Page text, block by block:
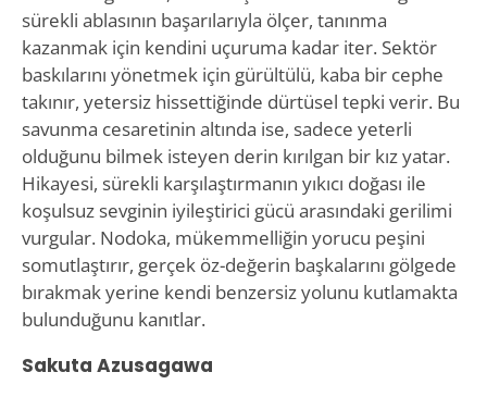
sürekli ablasının başarılarıyla ölçer, tanınma
kazanmak için kendini uçuruma kadar iter. Sektör
baskılarını yönetmek için gürültülü, kaba bir cephe
takınır, yetersiz hissettiğinde dürtüsel tepki verir. Bu
savunma cesaretinin altında ise, sadece yeterli
olduğunu bilmek isteyen derin kırılgan bir kız yatar.
Hikayesi, sürekli karşılaştırmanın yıkıcı doğası ile
koşulsuz sevginin iyileştirici gücü arasındaki gerilimi
vurgular. Nodoka, mükemmelliğin yorucu peşini
somutlaştırır, gerçek öz-değerin başkalarını gölgede
bırakmak yerine kendi benzersiz yolunu kutlamakta
bulunduğunu kanıtlar.
Sakuta Azusagawa